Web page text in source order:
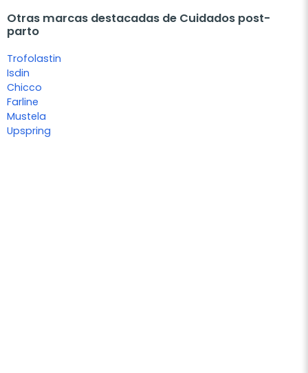
Otras marcas destacadas de Cuidados post-
parto
Trofolastin
Isdin
Chicco
Farline
Mustela
Upspring